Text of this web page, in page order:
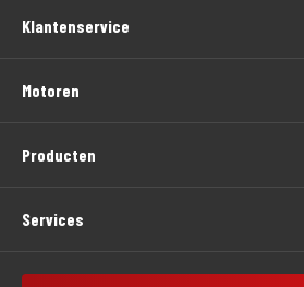
Klantenservice
Motoren
Producten
Services